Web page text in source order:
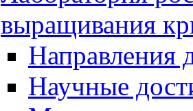
выращивания
Направления
Научные